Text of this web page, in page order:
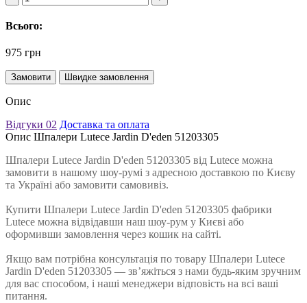
Всього:
975 грн
Замовити Швидке замовлення
Опис
Відгуки 02 Доставка та оплата
Опис Шпалери Lutece Jardin D'eden 51203305
Шпалери Lutece Jardin D'eden 51203305 від Lutece можна
замовити в нашому шоу-румі з адресною доставкою по Києву
та Україні або замовити самовивіз.
Купити Шпалери Lutece Jardin D'eden 51203305 фабрики
Lutece можна відвідавши наш шоу-рум у Києві або
оформивши замовлення через кошик на сайті.
Якщо вам потрібна консультація по товару Шпалери Lutece
Jardin D'eden 51203305 — зв’яжіться з нами будь-яким зручним
для вас способом, і наші менеджери відповість на всі ваші
питання.